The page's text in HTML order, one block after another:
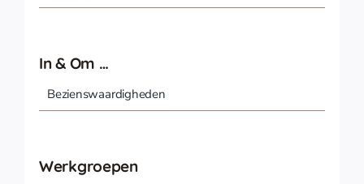
In & Om …
Bezienswaardigheden
Werkgroepen